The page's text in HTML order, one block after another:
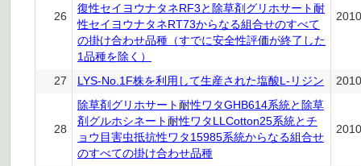
26
復性セイヨウナタネRF3と除草剤グリホサート耐
性セイヨウナタネRT73からなる組合せのすべて
の掛け合わせ品種（すでに安全性評価が終了した
1品種を除く）
27 LYS-No.1F株を利用して生産された塩酸L-リジン
28
除草剤グリホサート耐性ワタGHB614系統と除草
剤グルホシネート耐性ワタLLCotton25系統とチ
ョウ目害虫抵抗性ワタ15985系統からなる組合せ
のすべての掛け合わせ品種